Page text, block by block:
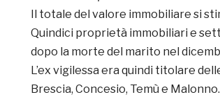
Il totale del valore immobiliare si
Quindici proprietà immobiliari e
dopo la morte del marito nel
L’ex vigilessa era quindi titolare
Brescia, Concesio, Temù e Malonno.